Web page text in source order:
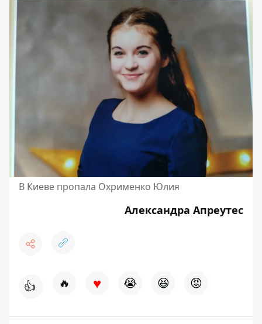
В Киеве пропала Охрименко Юлия
Александра Апреутес
👍 🔥 ♥ 😭 😆 😡